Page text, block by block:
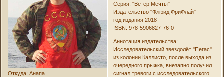
Откуда: Анапа
Серия: "Ветер Мечты"
Издательство "Флюид ФриФлай"
год издания 2018
ISBN: 978-5906827-76-0
Аннотация издательства:
Исследовательский звездолёт "Пегас"
из колонии Каллисто, после выхода из
очередного прыжка, внезапно получил
сигнал тревоги с исследовательского